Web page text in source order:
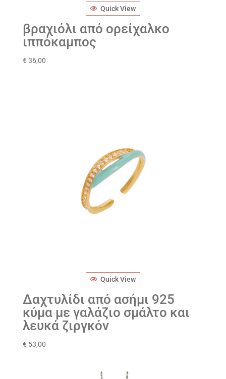
Quick View
βραχιόλι από ορείχαλκο
ιππόκαμπος
€ 36,00
Quick View
Δαχτυλίδι από ασήμι 925
κύμα με γαλάζιο σμάλτο και
λευκά ζιργκόν
€ 53,00